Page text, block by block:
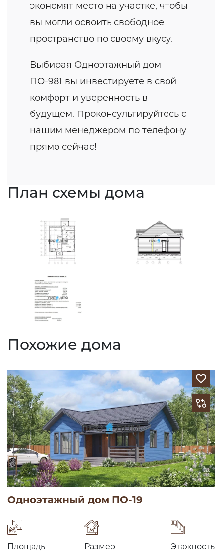
экономят место на участке, чтобы
вы могли освоить свободное
пространство по своему вкусу.
Выбирая Одноэтажный дом
ПО-981 вы инвестируете в свой
комфорт и уверенность в
будущем. Проконсультируйтесь с
нашим менеджером по телефону
прямо сейчас!
План схемы дома
Похожие дома
Одноэтажный дом ПО-19
Площадь Размер Этажность